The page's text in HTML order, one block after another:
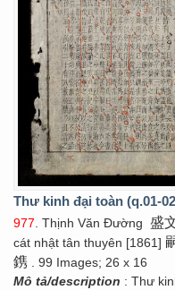
Thư kinh đại toàn (q.01-
977 . Thịnh Văn Đường 盛
cát nhật tân thuyên [1861]
鎸 . 99 Images; 26 x 16
Mô tả/description : Thư